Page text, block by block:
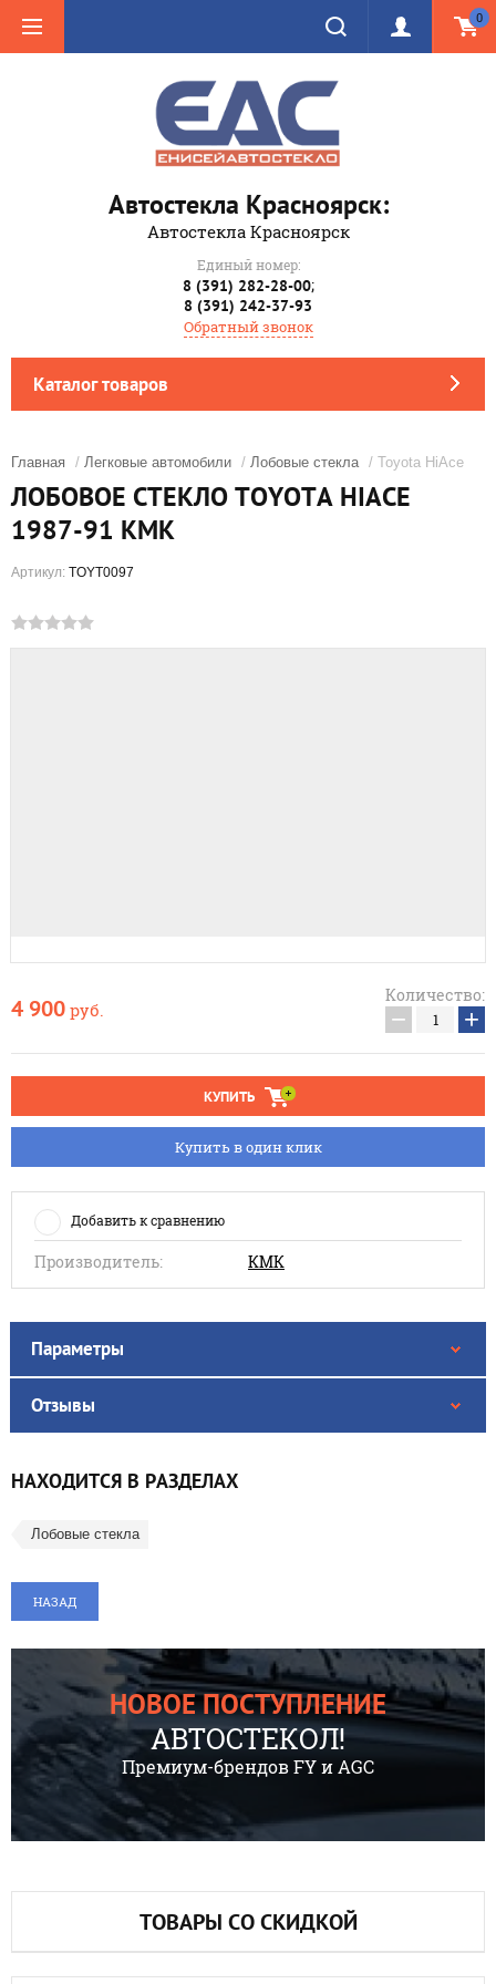
0
Автостекла Красноярск:
Автостекла Красноярск
Единый номер:
8 (391) 282-28-00;
8 (391) 242-37-93
Обратный звонок
Каталог товаров
Главная / Легковые автомобили / Лобовые стекла / Toyota HiAce
ЛОБОВОЕ СТЕКЛО TOYOTA HIACE
1987-91 КМК
Артикул: TOYT0097
4 900 руб.
Количество:
− +
КУПИТЬ
Купить в один клик
Добавить к сравнению
Производитель: КМК
Параметры
Отзывы
НАХОДИТСЯ В РАЗДЕЛАХ
Лобовые стекла
НАЗАД
НОВОЕ ПОСТУПЛЕНИЕ
АВТОСТЕКОЛ!
Премиум-брендов FY и AGC
ТОВАРЫ СО СКИДКОЙ